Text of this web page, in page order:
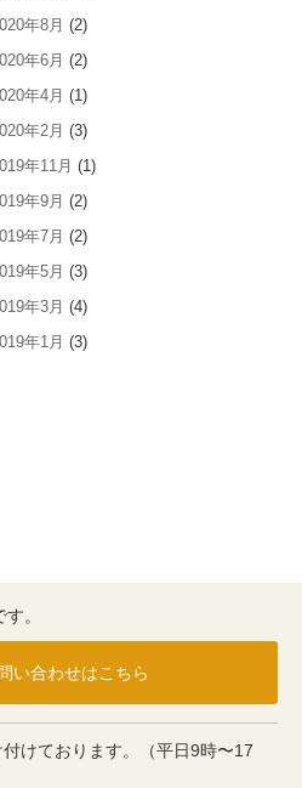
年8月 (2)
年6月 (2)
年4月 (1)
年2月 (3)
年11月 (1)
年9月 (2)
年7月 (2)
年5月 (3)
年3月 (4)
年1月 (3)
。
い合わせはこちら
けております。（平日9時〜17